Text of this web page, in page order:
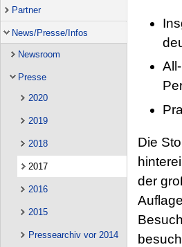
Partner
News/Presse/Infos
Newsroom
Presse
2020
2019
2018
2017
2016
2015
Pressearchiv vor 2014
Die
der